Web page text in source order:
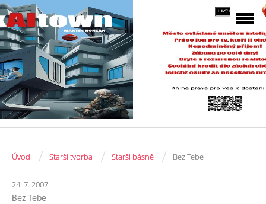
Úvod / Starší tvorba / Starší básně / Bez Tebe
24. 7. 2007
Bez Tebe